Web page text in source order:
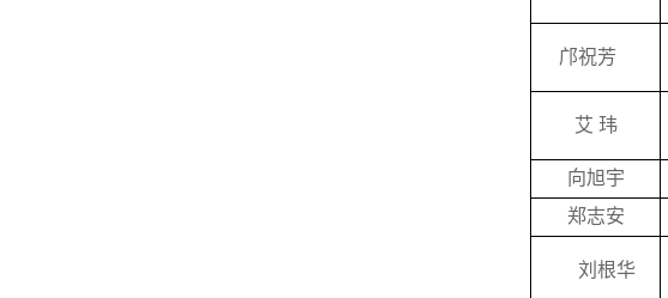
邝祝芳
艾 玮
向旭宇
郑志安
刘根华